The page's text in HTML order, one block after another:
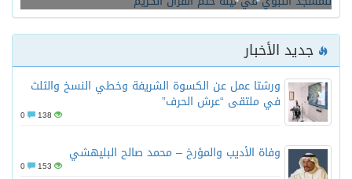
جديد الأخبار
ورشتا عمل عن الكسوة الشريفة وخطي النسخ والثلث
في ملتقى “عرش الحرف”
138
وفاة الأديب والمؤرخ – محمد صالح البليهشي
153